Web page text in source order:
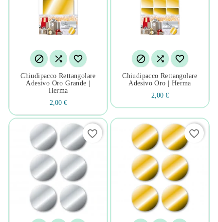
  
Chiudipacco Rettangolare
Adesivo Oro Grande |
Herma
2,00 €
  
Chiudipacco Rettangolare
Adesivo Oro | Herma
2,00 €
favorite_border favorite_border